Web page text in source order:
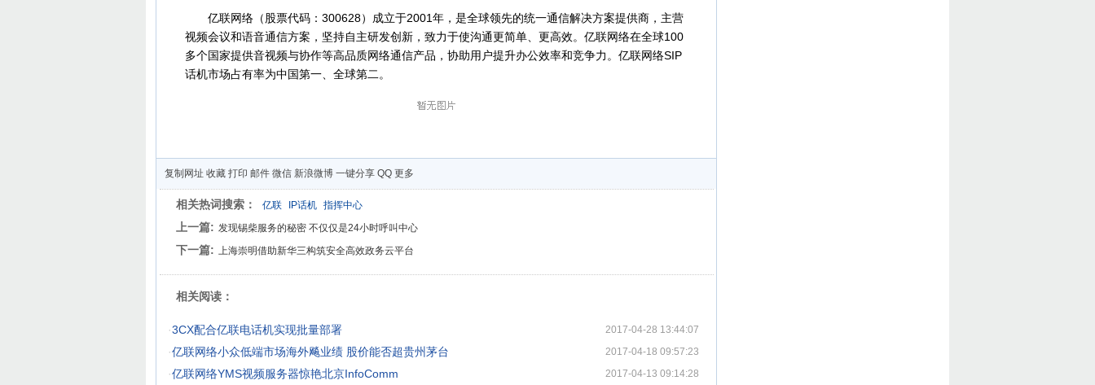
亿联网络（股票代码：300628）成立于2001年，是全球领先的统一通信解决方案提供商，主营
视频会议和语音通信方案，坚持自主研发创新，致力于使沟通更简单、更高效。亿联网络在全球100
多个国家提供音视频与协作等高品质网络通信产品，协助用户提升办公效率和竞争力。亿联网络SIP
话机市场占有率为中国第一、全球第二。
复制网址 收藏 打印 邮件 微信 新浪微博 一键分享 QQ 更多
相关热词搜索： 亿联 IP话机 指挥中心
上一篇: 发现锡柴服务的秘密 不仅仅是24小时呼叫中心
下一篇: 上海崇明借助新华三构筑安全高效政务云平台
相关阅读：
·3CX配合亿联电话机实现批量部署 2017-04-28 13:44:07
·亿联网络小众低端市场海外飚业绩 股价能否超贵州茅台 2017-04-18 09:57:23
·亿联网络YMS视频服务器惊艳北京InfoComm 2017-04-13 09:14:28